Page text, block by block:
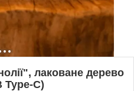
лаковане дерево
Type-C)